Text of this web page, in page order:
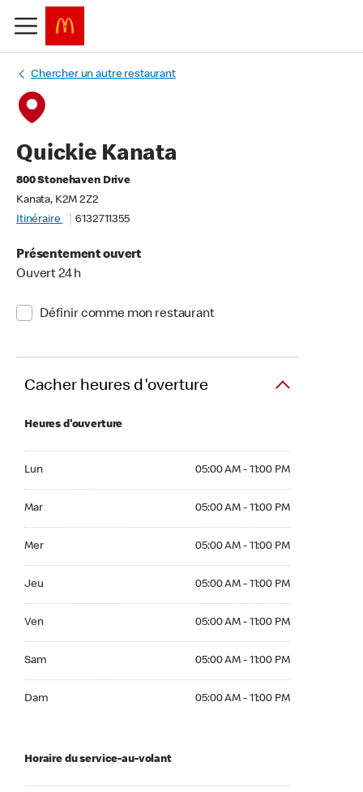
Chercher un autre restaurant
Quickie Kanata
800 Stonehaven Drive
Kanata, K2M 2Z2
Itinéraire
6132711355
Présentement ouvert
Ouvert 24 h
Définir comme mon restaurant
Cacher heures d'overture
Heures d'ouverture
Lun 05:00 AM - 11:00 PM
Mar 05:00 AM - 11:00 PM
Mer 05:00 AM - 11:00 PM
Jeu 05:00 AM - 11:00 PM
Ven 05:00 AM - 11:00 PM
Sam 05:00 AM - 11:00 PM
Dam 05:00 AM - 11:00 PM
Horaire du service-au-volant